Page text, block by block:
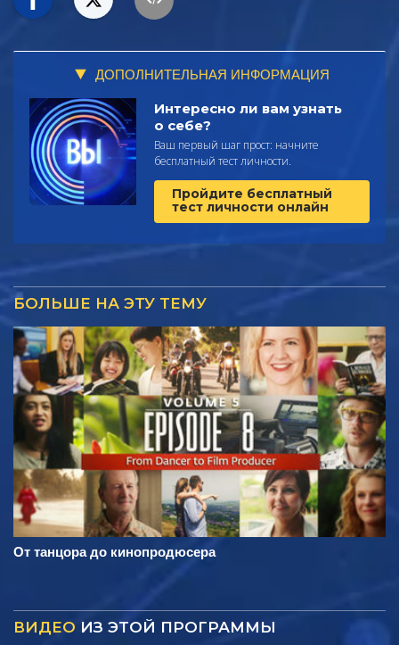
ДОПОЛНИТЕЛЬНАЯ ИНФОРМАЦИЯ
Интересно ли вам узнать
о себе?
Ваш первый шаг прост: начните
бесплатный тест личности.
Пройдите бесплатный
тест личности онлайн
БОЛЬШЕ НА ЭТУ ТЕМУ
От танцора до кинопродюсера
ВИДЕО ИЗ ЭТОЙ ПРОГРАММЫ